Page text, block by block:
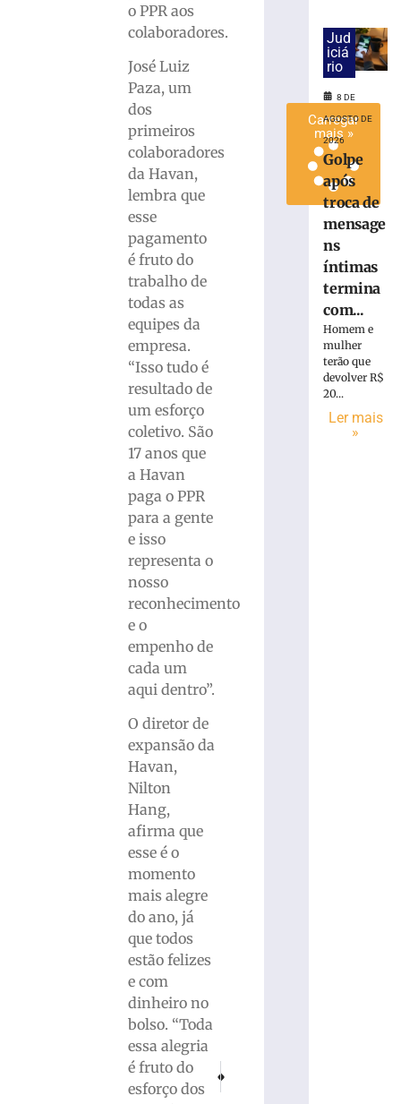
o PPR aos
colaboradores.
José Luiz
Paza, um
dos
primeiros
colaboradores
da Havan,
lembra que
esse
pagamento
é fruto do
trabalho de
todas as
equipes da
empresa.
“Isso tudo é
resultado de
um esforço
coletivo. São
17 anos que
a Havan
paga o PPR
para a gente
e isso
representa o
nosso
reconhecimento
e o
empenho de
cada um
aqui dentro”.
O diretor de
expansão da
Havan,
Nilton
Hang,
afirma que
esse é o
momento
mais alegre
do ano, já
que todos
estão felizes
e com
dinheiro no
bolso. “Toda
essa alegria
é fruto do
esforço dosEsportivo de luxo é flagrado
Carregar
mais »
Jud
iciá
rio
8 DE
AGOSTO DE
2026
Golpe
após
troca de
mensage
ns
íntimas
termina
com...
Homem e
mulher
terão que
devolver R$
20...
Ler mais
»